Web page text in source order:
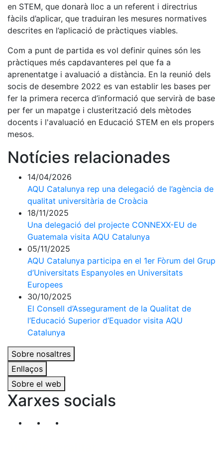
en STEM, que donarà lloc a un referent i directrius
fàcils d’aplicar, que traduiran les mesures normatives
descrites en l’aplicació de pràctiques viables.
Com a punt de partida es vol definir quines són les
pràctiques més capdavanteres pel que fa a
aprenentatge i avaluació a distància. En la reunió dels
socis de desembre 2022 es van establir les bases per
fer la primera recerca d’informació que servirà de base
per fer un mapatge i clusterització dels mètodes
docents i l'avaluació en Educació STEM en els propers
mesos.
Notícies relacionades
14/04/2026
AQU Catalunya rep una delegació de l’agència de
qualitat universitària de Croàcia
18/11/2025
Una delegació del projecte CONNEXX-EU de
Guatemala visita AQU Catalunya
05/11/2025
AQU Catalunya participa en el 1er Fòrum del Grup
d’Universitats Espanyoles en Universitats
Europees
30/10/2025
El Consell d’Assegurament de la Qualitat de
l’Educació Superior d’Equador visita AQU
Catalunya
Sobre nosaltres
Enllaços
Sobre el web
Xarxes socials
Segueix-nos al nostre canal de Twitter